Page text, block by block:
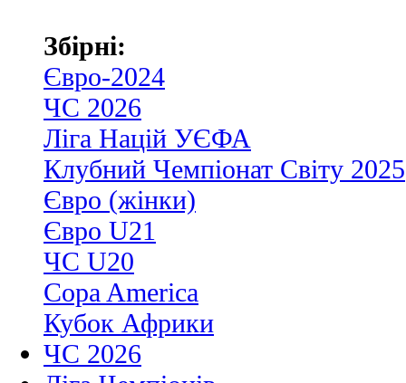
Збірні:
Євро-2024
ЧС 2026
Ліга Націй УЄФА
Клубний Чемпіонат Світу 2025
Євро (жінки)
Євро U21
ЧС U20
Copa America
Кубок Африки
ЧС 2026